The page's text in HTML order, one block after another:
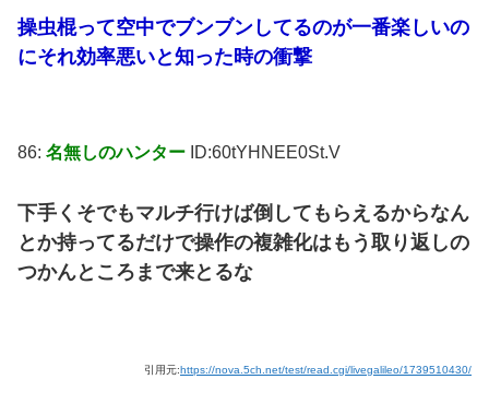
操虫棍って空中でブンブンしてるのが一番楽しいの
にそれ効率悪いと知った時の衝撃
86: 名無しのハンター ID:60tYHNEE0St.V
下手くそでもマルチ行けば倒してもらえるからなん
とか持ってるだけで操作の複雑化はもう取り返しの
つかんところまで来とるな
引用元:https://nova.5ch.net/test/read.cgi/livegalileo/1739510430/